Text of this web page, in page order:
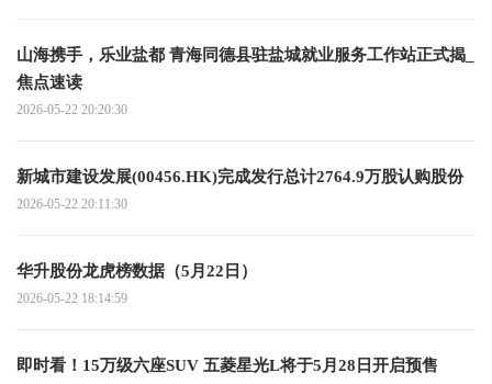
山海携手，乐业盐都 青海同德县驻盐城就业服务工作站正式揭_
焦点速读
2026-05-22 20:20:30
新城市建设发展(00456.HK)完成发行总计2764.9万股认购股份
2026-05-22 20:11:30
华升股份龙虎榜数据（5月22日）
2026-05-22 18:14:59
即时看！15万级六座SUV 五菱星光L将于5月28日开启预售